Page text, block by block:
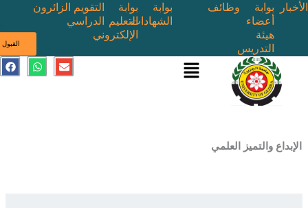
بوابة
التدريس
وظائف
الشهادات
بوابة
التعليم
الإلكتروني
التقويم
الدراسي
الزائرون
والتميز العلمي
القائمة E
W
h
F
a